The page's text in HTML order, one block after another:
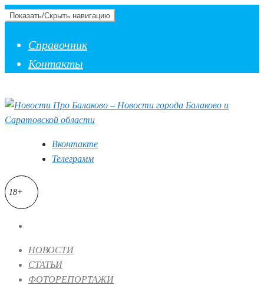
Показать/Скрыть навигацию
Справочник
Контакты
Вконтакте
Телеграмм
18+
НОВОСТИ
СТАТЬИ
ФОТОРЕПОРТАЖИ